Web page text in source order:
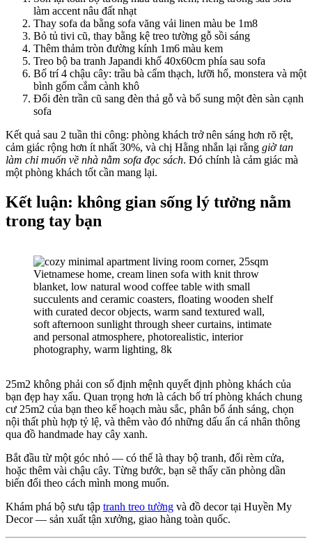
làm accent nâu đất nhạt
Thay sofa da bằng sofa văng vải linen màu be 1m8
Bỏ tủ tivi cũ, thay bằng kệ treo tường gỗ sồi sáng
Thêm thảm tròn đường kính 1m6 màu kem
Treo bộ ba tranh Japandi khổ 40x60cm phía sau sofa
Bố trí 4 chậu cây: trầu bà cẩm thạch, lưỡi hổ, monstera và một
bình gốm cắm cành khô
Đổi đèn trần cũ sang đèn thả gỗ và bổ sung một đèn sàn cạnh
sofa
Kết quả sau 2 tuần thi công: phòng khách trở nên sáng hơn rõ rệt,
cảm giác rộng hơn ít nhất 30%, và chị Hằng nhắn lại rằng giờ tan
làm chỉ muốn về nhà nằm sofa đọc sách. Đó chính là cảm giác mà
một phòng khách tốt cần mang lại.
Kết luận: không gian sống lý tưởng nằm
trong tay bạn
25m2 không phải con số định mệnh quyết định phòng khách của
bạn đẹp hay xấu. Quan trọng hơn là cách bố trí phòng khách chung
cư 25m2 của bạn theo kế hoạch màu sắc, phân bổ ánh sáng, chọn
nội thất phù hợp tỷ lệ, và thêm vào đó những dấu ấn cá nhân thông
qua đồ handmade hay cây xanh.
Bắt đầu từ một góc nhỏ — có thể là thay bộ tranh, đổi rèm cửa,
hoặc thêm vài chậu cây. Từng bước, bạn sẽ thấy căn phòng dần
biến đổi theo cách mình mong muốn.
Khám phá bộ sưu tập tranh treo tường và đồ decor tại Huyền My
Decor — sản xuất tận xưởng, giao hàng toàn quốc.